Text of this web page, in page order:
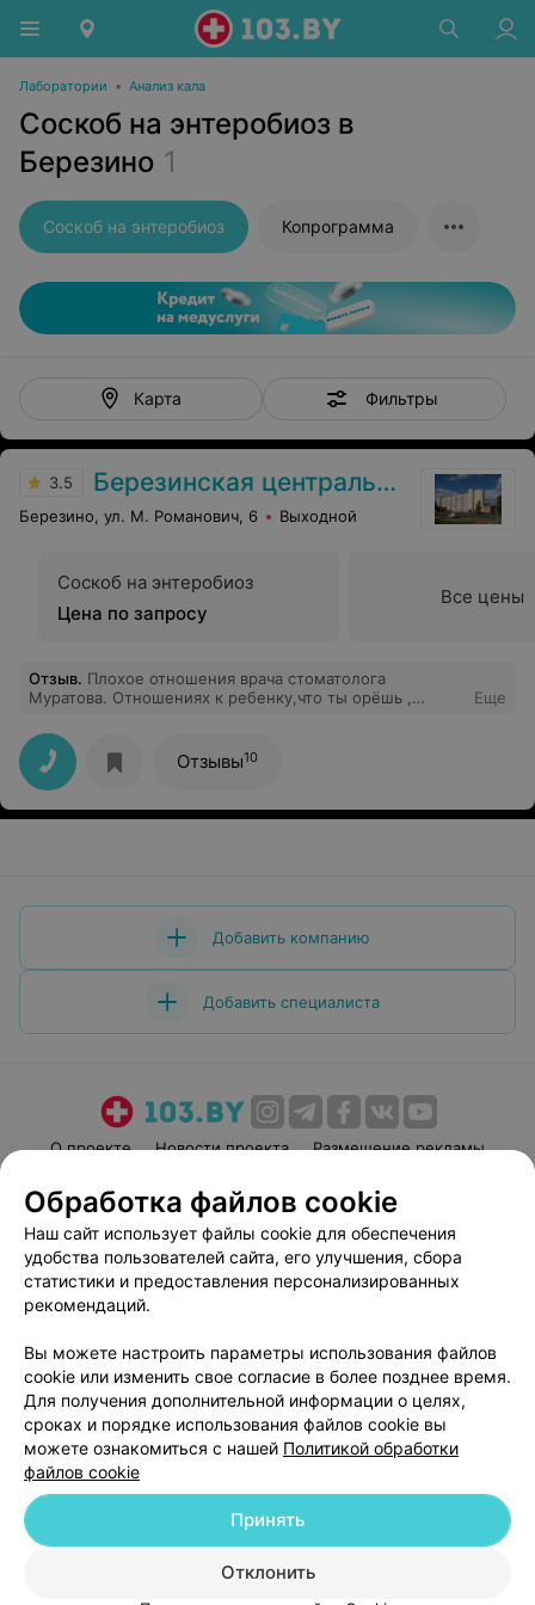
Лаборатории • Анализ кала
Соскоб на энтеробиоз в
Березино 1
Соскоб на энтеробиоз Копрограмма
Карта Фильтры
3.5 Березинская центральная районная больница
Березино, ул. М. Романович, 6 Выходной
Соскоб на энтеробиоз
Цена по запросу
Все цены
Отзыв. Плохое отношения врача стоматолога
Муратова. Отношениях к ребенку,что ты орёшь ,
лечить. После такого врача травма на всю жизнь
останется. Как таких только берут на работу.
Еще
Отзывы10
Добавить компанию
Добавить специалиста
О проекте Новости проекта
Размещение рекламы
Пользовательское соглашение
Способы оплаты
Вакансии
Партнеры
Написать руководителю 103.by
Персональные настройки cookie
Обработка персональных данных
© 2026 ООО «Артокс Лаб», УНП 191700409| 220012, Республика Беларусь,
г. Минск, улица Толбухина, 2, пом. 16 | help@103.by
Обработка файлов cookie
Наш сайт использует файлы cookie для обеспечения
удобства пользователей сайта, его улучшения, сбора
статистики и предоставления персонализированных
рекомендаций.
Вы можете настроить параметры использования файлов
cookie или изменить свое согласие в более позднее время.
Для получения дополнительной информации о целях,
сроках и порядке использования файлов cookie вы
можете ознакомиться с нашей Политикой обработки
файлов cookie
Отклонить
Принять